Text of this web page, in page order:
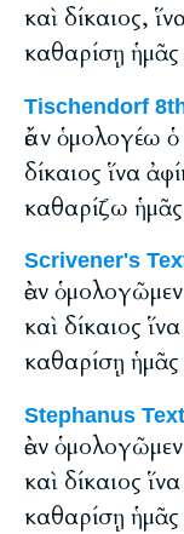
καὶ δίκαιος,
καθαρίσῃ
Tischendorf
ἐάν ὁμολογέω
δίκαιος ἵνα
καθαρίζω
Scrivener's
ἐὰν
καὶ δίκαιος
καθαρίσῃ
Stephanus
ἐὰν
καὶ δίκαιος
καθαρίσῃ